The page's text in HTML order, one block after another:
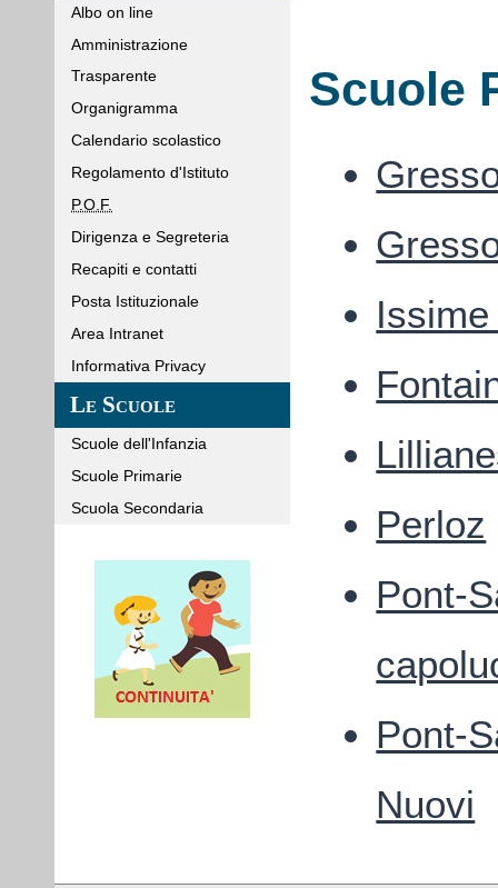
Albo on line
Amministrazione
Trasparente
Organigramma
Calendario scolastico
Regolamento d'Istituto
P.O.F.
Dirigenza e Segreteria
Recapiti e contatti
Posta Istituzionale
Area Intranet
Informativa Privacy
Le Scuole
Scuole dell'Infanzia
Scuole Primarie
Scuola Secondaria
Scuole
Perloz
Pont-
Pont-
Nuovi